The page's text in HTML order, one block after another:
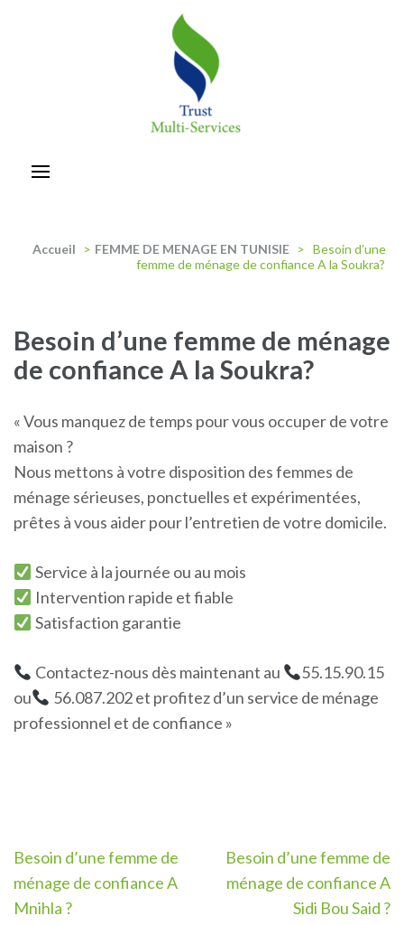
Accueil > FEMME DE MENAGE EN TUNISIE > Besoin d’une
femme de ménage de confiance A la Soukra?
Besoin d’une femme de ménage
de confiance A la Soukra?
« Vous manquez de temps pour vous occuper de votre
maison ?
Nous mettons à votre disposition des femmes de
ménage sérieuses, ponctuelles et expérimentées,
prêtes à vous aider pour l’entretien de votre domicile.
Service à la journée ou au mois
Intervention rapide et fiable
Satisfaction garantie
Contactez-nous dès maintenant au
55.15.90.15
ou
56.087.202 et profitez d’un service de ménage
professionnel et de confiance »
Navigation
de
l’article
Besoin d’une femme de
ménage de confiance A
Mnihla ?
Besoin d’une femme de
ménage de confiance A
Sidi Bou Said ?